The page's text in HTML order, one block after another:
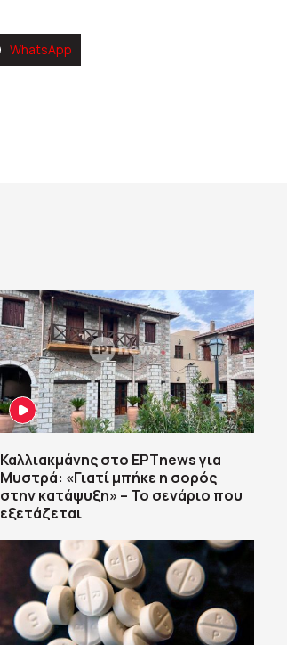
WhatsApp
Καλλιακμάνης στο ΕΡΤnews για
Μυστρά: «Γιατί μπήκε η σορός
στην κατάψυξη» – Το σενάριο που
εξετάζεται